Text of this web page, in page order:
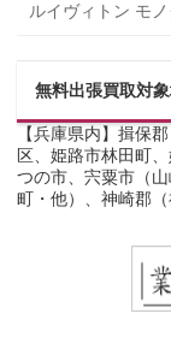
ルイヴィトン モ
無料出張買取対
【兵庫県内】揖保
区、姫路市林田町
つの市、宍粟市（
町・他）、神崎郡